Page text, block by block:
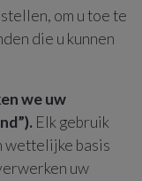
om u toe te
die u kunnen
we uw
Elk gebruik
wettelijke basis
uw